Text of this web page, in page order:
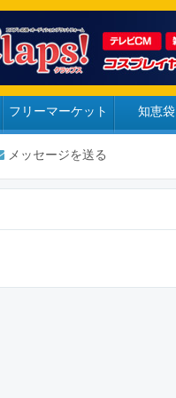
フリーマーケット 知恵袋
メッセージを送る